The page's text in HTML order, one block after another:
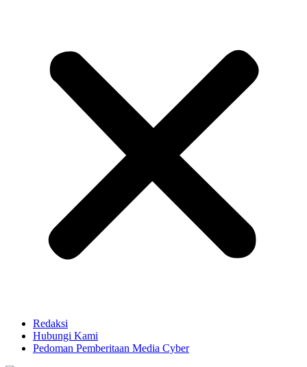
Redaksi
Hubungi Kami
Pedoman Pemberitaan Media Cyber